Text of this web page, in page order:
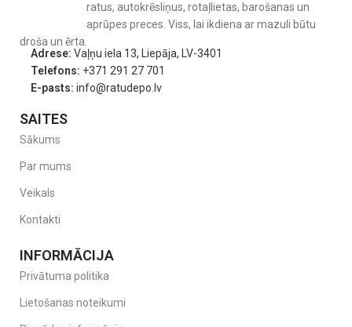
Bez BPA un ftalātiem
Ražots Dānijā– garantēta kvalitāte un uzticamība
ratus, autokrēsliņus, rotaļlietas, barošanas un
aprūpes preces. Viss, lai ikdiena ar mazuli būtu
droša un ērta.
Adrese: Vaļņu iela 13, Liepāja, LV-3401
Telefons: +371 291 27 701
E-pasts: info@ratudepo.lv
SAITES
Sākums
Par mums
Veikals
Kontakti
INFORMĀCIJA
Privātuma politika
Lietošanas noteikumi